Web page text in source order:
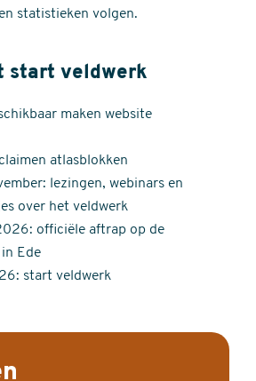
statistieken volgen.
start veldwerk
maken website
atlasblokken
lezingen, webinars en
over het veldwerk
officiële aftrap op de
Ede
start veldwerk